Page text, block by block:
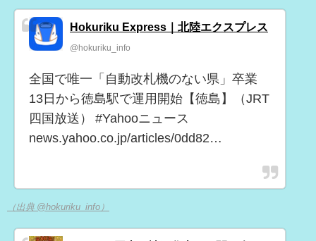
Hokuriku Express｜北陸エクスプレス
@hokuriku_info
全国で唯一「自動改札機のない県」卒業
13日から徳島駅で運用開始【徳島】（JRT
四国放送） #Yahooニュース
news.yahoo.co.jp/articles/0dd82…
（出典 @hokuriku_info）